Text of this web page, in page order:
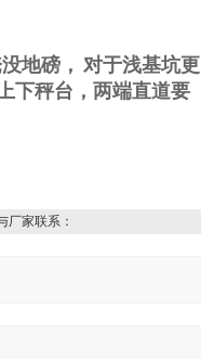
地磅， 对于浅基坑更
下秤台，两端直道要
厂家联系：